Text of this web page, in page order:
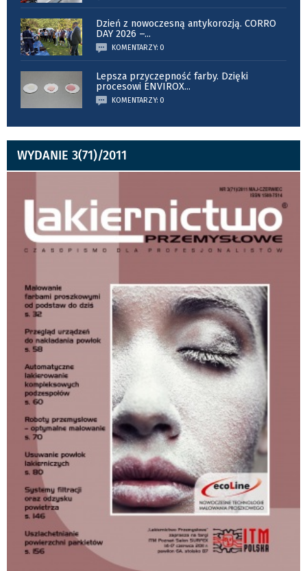
Dzień z nowoczesną antykorozją. CORRO
DAY 2026 –...
KOMENTARZY: 0
Lepsza przyczepność farby. Dzięki
procesowi ENVIROX...
KOMENTARZY: 0
WYDANIE 3(71)/2011